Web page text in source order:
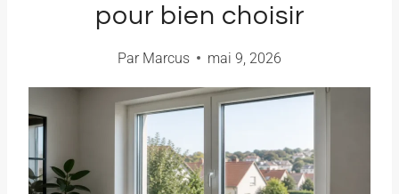
pour bien choisir
Par Marcus mai 9, 2026